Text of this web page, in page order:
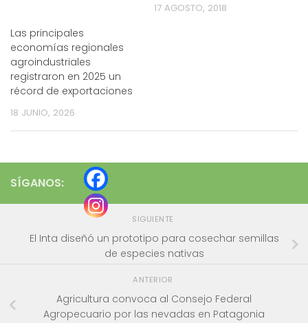
Las principales
economías regionales
agroindustriales
registraron en 2025 un
récord de exportaciones
18 JUNIO, 2026
17 AGOSTO, 2018
SÍGANOS:
SIGUIENTE
El Inta diseñó un prototipo para cosechar semillas
de especies nativas
ANTERIOR
Agricultura convoca al Consejo Federal
Agropecuario por las nevadas en Patagonia